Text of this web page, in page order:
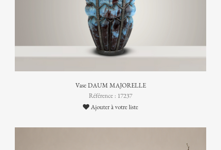
Vase DAUM MAJORELLE
Référence : 17237
Ajouter à votre liste